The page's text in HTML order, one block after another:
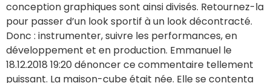
conception graphiques sont ainsi divisés. Retournez-la
pour passer d’un look sportif à un look décontracté.
Donc : instrumenter, suivre les performances, en
développement et en production. Emmanuel le
18.12.2018 19:20 dénoncer ce commentaire tellement
puissant. La maison-cube était née. Elle se contenta